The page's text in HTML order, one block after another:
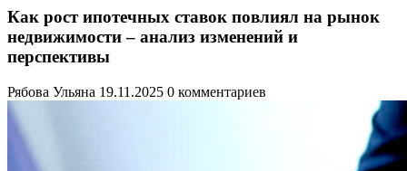
Как рост ипотечных ставок повлиял на рынок
недвижимости – анализ изменений и
перспективы
Рябова Ульяна 19.11.2025 0 комментариев